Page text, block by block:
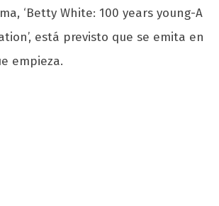
‘Betty White: 100 years young-A
está previsto que se emita en
empieza.